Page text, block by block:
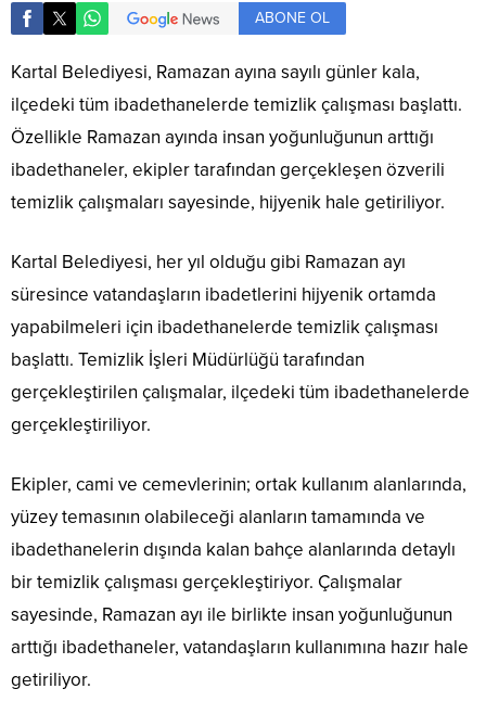
ABONE OL
Kartal Belediyesi, Ramazan ayına sayılı günler kala,
ilçedeki tüm ibadethanelerde temizlik çalışması başlattı.
Özellikle Ramazan ayında insan yoğunluğunun arttığı
ibadethaneler, ekipler tarafından gerçekleşen özverili
temizlik çalışmaları sayesinde, hijyenik hale getiriliyor.
Kartal Belediyesi, her yıl olduğu gibi Ramazan ayı
süresince vatandaşların ibadetlerini hijyenik ortamda
yapabilmeleri için ibadethanelerde temizlik çalışması
başlattı. Temizlik İşleri Müdürlüğü tarafından
gerçekleştirilen çalışmalar, ilçedeki tüm ibadethanelerde
gerçekleştiriliyor.
Ekipler, cami ve cemevlerinin; ortak kullanım alanlarında,
yüzey temasının olabileceği alanların tamamında ve
ibadethanelerin dışında kalan bahçe alanlarında detaylı
bir temizlik çalışması gerçekleştiriyor. Çalışmalar
sayesinde, Ramazan ayı ile birlikte insan yoğunluğunun
arttığı ibadethaneler, vatandaşların kullanımına hazır hale
getiriliyor.